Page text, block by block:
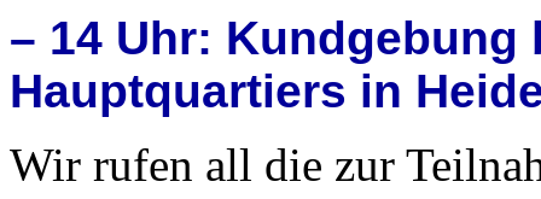
– 14 Uhr: Kundgebung
Hauptquartiers in
Wir rufen all die zur